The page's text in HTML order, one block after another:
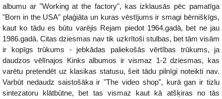
albumu ar "Working at the factory", kas izklausās pēc pamatīga
"Born in the USA" plaģiāta un kuras vēstījums ir smagi bērnišķīgs,
kaut ko tādu es būtu varējis Rejam piedot 1964.gadā, bet ne jau
1986.gadā. Citas dziesmas nav tik uzkrītoši stulbas, bet tām visām
ir kopīgs trūkums - jebkādas paliekošās vērtības trūkums, ja
daudzos vēlīnajos Kinks albumos ir vismaz 1-2 dziesmas, kas
varētu pretendēt uz klasikas statusu, šeit tādu pilnīgi noteikti nav.
Varbūt nedaudz saistošāka ir "The video shop", kurā gan ir tizlu
sintezatoru klātbūtne, bet tas vismaz kaut kā atšķiras no tās